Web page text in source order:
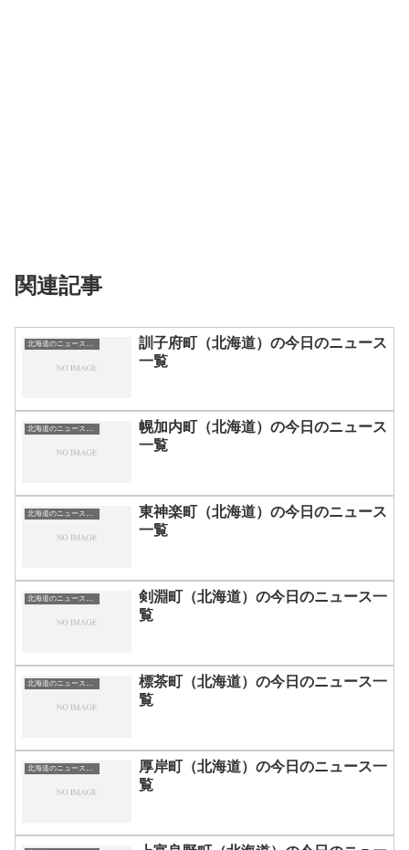
関連記事
北海道のニュース一覧
訓子府町（北海道）の今日のニュース
一覧
北海道のニュース一覧
幌加内町（北海道）の今日のニュース
一覧
北海道のニュース一覧
東神楽町（北海道）の今日のニュース
一覧
北海道のニュース一覧
剣淵町（北海道）の今日のニュース一
覧
北海道のニュース一覧
標茶町（北海道）の今日のニュース一
覧
北海道のニュース一覧
厚岸町（北海道）の今日のニュース一
覧